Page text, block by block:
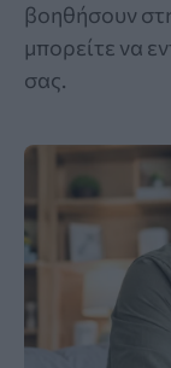
βοηθήσουν
μπορείτε να
σας.